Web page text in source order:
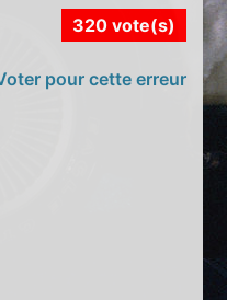
320 vote(s)
pour cette erreur